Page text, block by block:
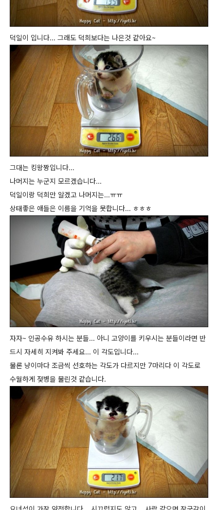
덕일이 입니다... 그래도 덕희보다는 나은것 같아요~
그대는 킹왕짱입니다...
나머지는 누군지 모르겠습니다...
덕일이랑 덕희만 알겠고 나머지는...ㅠㅠ
상태좋은 애들은 이름을 기억을 못합니다... ㅎㅎㅎ
자자~ 인공수유 하시는 분들... 아니 고양이를 키우시는 분들이라면 반
드시 자세히 지켜봐 주세요... 이 각도입니다...
물론 냥이마다 조금씩 선호하는 각도가 다르지만 7마리다 이 각도로
수월하게 젖병을 물린것 같습니다.